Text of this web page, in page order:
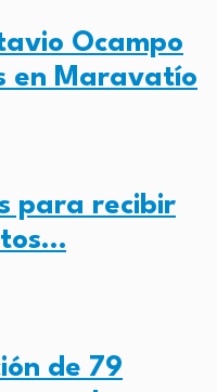
Ocampo
en Maravatío
para recibir
de 79